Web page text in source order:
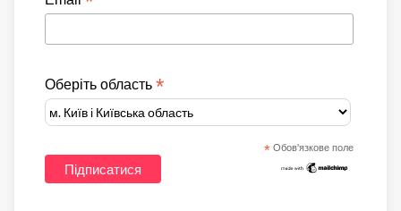
Оберіть область *
* Обов'язкове поле